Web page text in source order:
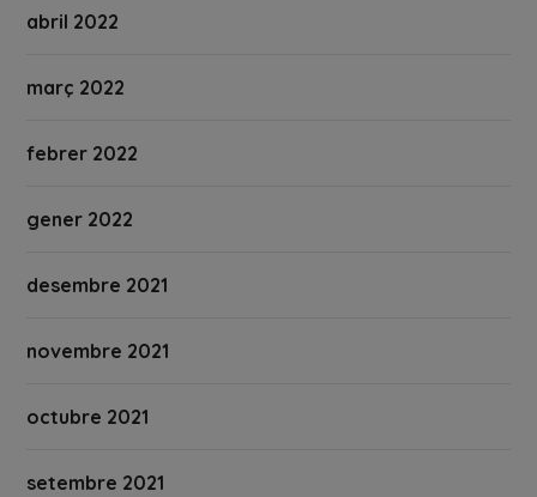
abril 2022
març 2022
febrer 2022
gener 2022
desembre 2021
novembre 2021
octubre 2021
setembre 2021